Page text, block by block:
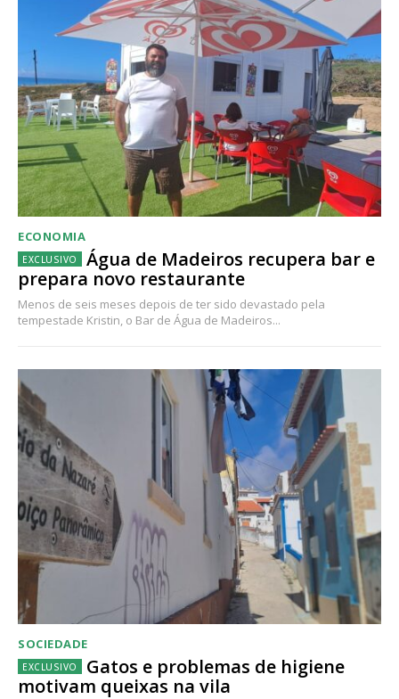
ECONOMIA
Água de Madeiros recupera bar e
prepara novo restaurante
Menos de seis meses depois de ter sido devastado pela
tempestade Kristin, o Bar de Água de Madeiros...
SOCIEDADE
Gatos e problemas de higiene
motivam queixas na vila